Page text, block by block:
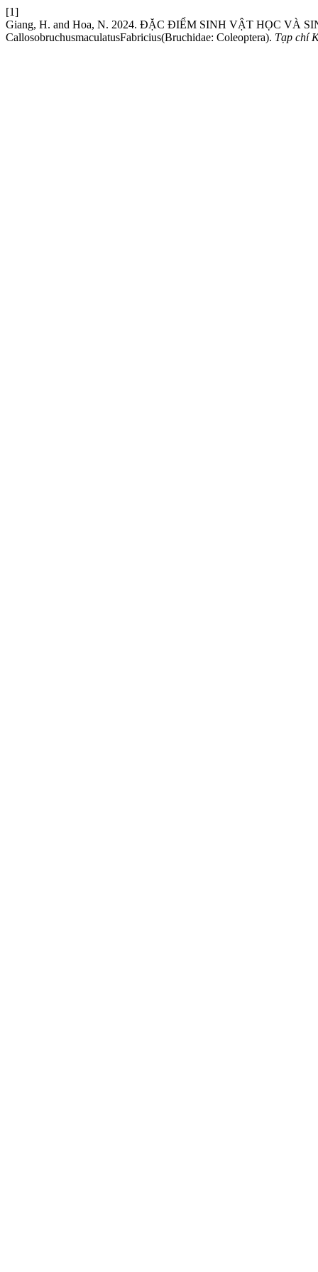
[1]
Giang, H. and Hoa, N. 2024. ĐẶC ĐIỂM SINH VẬT HỌC VÀ
CallosobruchusmaculatusFabricius(Bruchidae: Coleoptera). Tạp chí